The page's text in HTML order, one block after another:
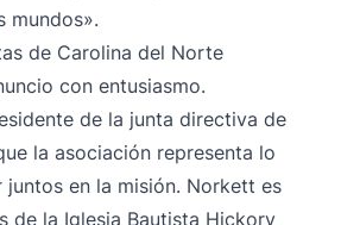
mundos».
de Carolina del Norte
con entusiasmo.
de la junta directiva de
la asociación representa lo
en la misión. Norkett es
de la Iglesia Bautista Hickory